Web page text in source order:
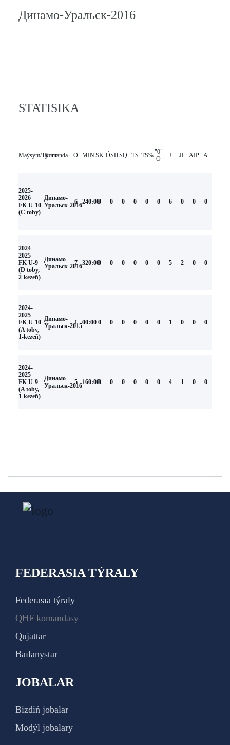
Динамо-Уральск-2016
STATISIKA
Maýsym/TýrnırKomanda O MINSK ÓSHSQ TS TS%"0"
O
J JL AIP А
2025-
2026
FK U-10
(С toby)
Динамо-
Уральск-2016
6 240:000 0 0 0 0 0 6 0 0 0
2024-
2025
FK U-9
(D toby,
2-kezeñ)
Динамо-
Уральск-2016
7 320:000 0 0 0 0 0 5 2 0 0
2024-
2025
FK U-10
(A toby,
1-kezeñ)
Динамо-
Уральск-2015
1 00:00 0 0 0 0 0 0 1 0 0 0
2024-
2025
FK U-9
(A toby,
1-kezeñ)
Динамо-
Уральск-2016
5 160:000 0 0 0 0 0 4 1 0 0
FEDERASIA TÝRALY
Federasıa týraly
QHF komandasy
Qujattar
Baılanystar
JOBALAR
Bizdiń jobalar
Modýl jobalary